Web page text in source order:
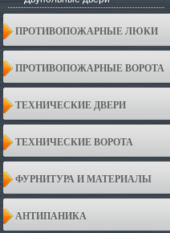
ПРОТИВОПОЖАРНЫЕ ЛЮКИ
ПРОТИВОПОЖАРНЫЕ ВОРОТА
ТЕХНИЧЕСКИЕ ДВЕРИ
ТЕХНИЧЕСКИЕ ВОРОТА
ФУРНИТУРА И МАТЕРИАЛЫ
АНТИПАНИКА